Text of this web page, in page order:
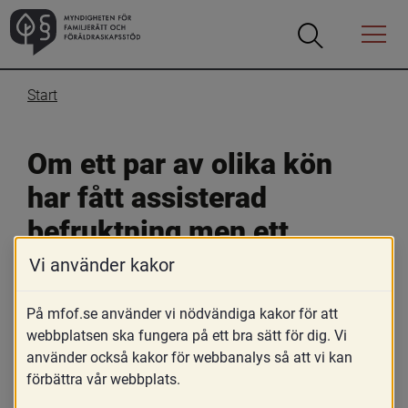
Öppna
Öppna
Menyn
Start
Om ett par av olika kön
har fått assisterad
befruktning men ett
skriftligt samtycke
saknas, kan
socialnämnden ändå
fastställa faderskapet?
Vi använder kakor
På mfof.se använder vi nödvändiga kakor för att
webbplatsen ska fungera på ett bra sätt för dig. Vi
använder också kakor för webbanalys så att vi kan
förbättra vår webbplats.